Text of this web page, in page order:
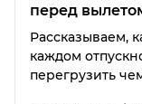
перед
Рассказываем,
каждом
перегрузить